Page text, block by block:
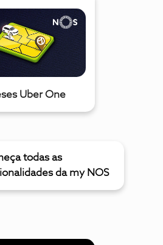
Uber One
todas as
da my NOS